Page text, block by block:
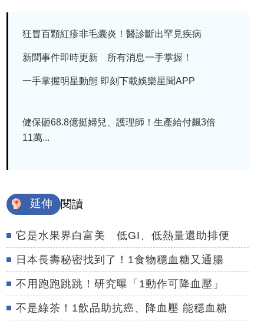
狂冒百顆紅疹非毛囊炎！醫診斷出罕見疾病
新聞事件即時更新 所有消息一手掌握！
一手掌握明星動態 即刻下載娛樂星聞APP
健保砸68.8億挺婦兒、護理師！生產給付飆3倍
11萬...
延伸 閱讀
它是水果界白富美 低GI、低熱量還助排便
日本長壽秘密找到了！1食物穩血糖又通腸
不用跑跑跳跳！研究曝「1動作可降血壓」
不是綠茶！1飲品助抗癌、降血壓 能穩血糖